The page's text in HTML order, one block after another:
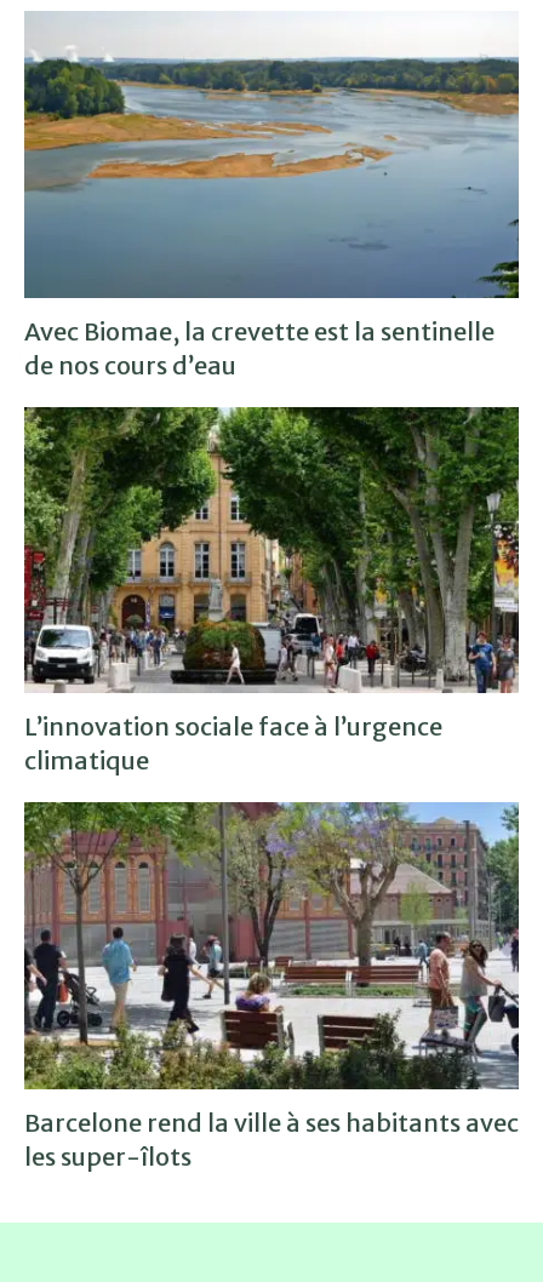
Avec Biomae, la crevette est la sentinelle
de nos cours d’eau
L’innovation sociale face à l’urgence
climatique
Barcelone rend la ville à ses habitants avec
les super-îlots